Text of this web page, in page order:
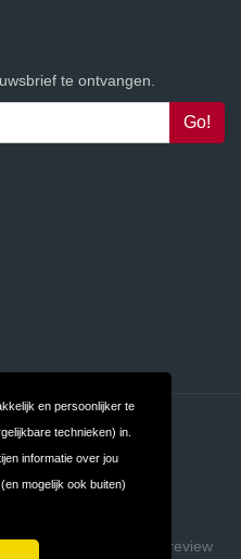
en persoonlijker te
technieken) in.
informatie over jou
mogelijk ook buiten)
te ontvangen.
Privacy
FAQ
Build review